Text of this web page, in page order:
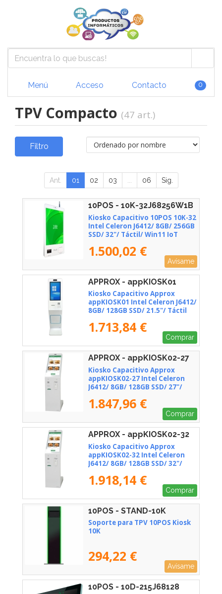
Menú Acceso Contacto 0
TPV Compacto (47 art.)
Filtro
Ant. 01 02 03 06 Sig.
10POS - 10K-32J68256W1B
Kiosko Capacitivo 10POS 10K-32
Intel Celeron J6412/ 8GB/ 256GB
SSD/ 32"/ Táctil/ Win11 IoT
1.500,02 €
Avísame
APPROX - appKIOSK01
Kiosko Capacitivo Approx
appKIOSK01 Intel Celeron J6412/
8GB/ 128GB SSD/ 21.5"/ Táctil
1.713,84 €
Comprar
APPROX - appKIOSK02-27
Kiosko Capacitivo Approx
appKIOSK02-27 Intel Celeron
J6412/ 8GB/ 128GB SSD/ 27"/
1.847,96 €
Comprar
APPROX - appKIOSK02-32
Kiosko Capacitivo Approx
appKIOSK02-32 Intel Celeron
J6412/ 8GB/ 128GB SSD/ 32"/
1.918,14 €
Comprar
10POS - STAND-10K
Soporte para TPV 10POS Kiosk
10K
294,22 €
Avísame
10POS - 10D-215J68128